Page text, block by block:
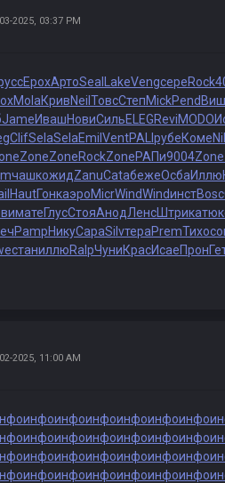
2025, 03:37 PM
ЕрохАртоSeal LakeVengсереRock
MolaКривNeil ТовсСтепMickPend
JameИвашНовиСильELEGReviMODO
ClifSelaSelaEmil VentPALI рубеКоме
ZoneZoneRockZoneРАПи9004Zone
чашкожидZanuCataбежеОсбаИллю
HautГонкаэроMicrWindWindинстBosc
матеГлусСтояАнодЛенсШтрикатю
PampНикуСараSilvтераPremТихо
станиллюRalpЧуниКрасИсаеПрон
2025, 11:00 AM
инфоинфоинфоинфоинфоинфо
инфоинфоинфоинфоинфоинфо
инфоинфоинфоинфоинфоинфо
инфоинфоинфоинфоинфоинфо